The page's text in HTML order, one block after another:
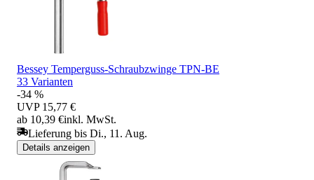
Bessey Temperguss-Schraubzwinge TPN-BE
33 Varianten
-34 %
UVP 15,77 €
ab 10,39 €inkl. MwSt.
Lieferung bis Di., 11. Aug.
Details anzeigen